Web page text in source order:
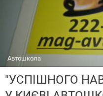
Автошкола
"УСПІШНОГО